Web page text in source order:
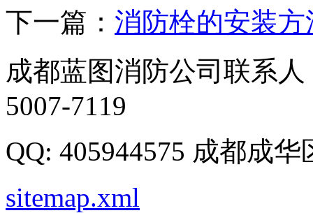
下一篇： 消防栓的安装
成都蓝图消防公司联系
5007-7119
QQ: 405944575 成都成
sitemap.xml